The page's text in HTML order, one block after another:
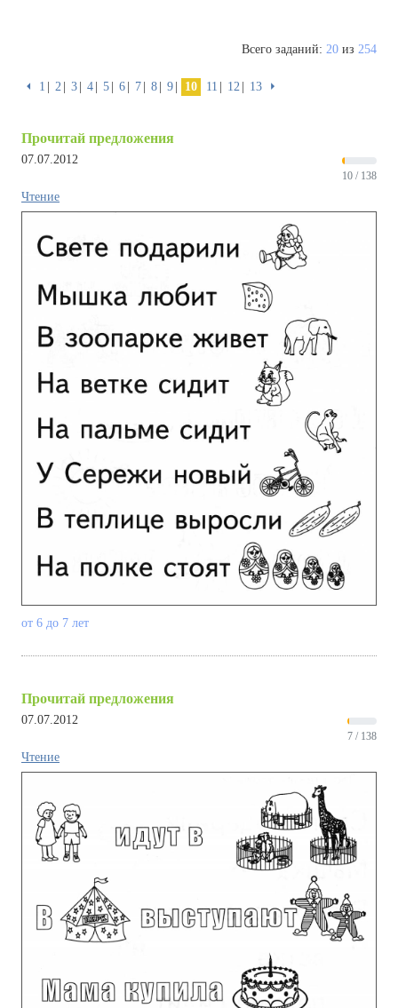
Всего заданий: 20 из 254
⏴ 1 2 3 4 5 6 7 8 9 10 11 12 13 ⏵
Прочитай предложения
07.07.2012
10 / 138
Чтение
от 6 до 7 лет
Прочитай предложения
07.07.2012
7 / 138
Чтение